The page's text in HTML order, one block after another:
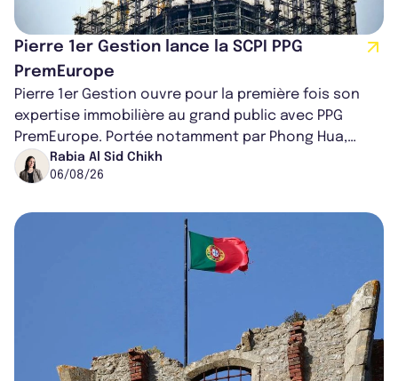
Pierre 1er Gestion lance la SCPI PPG
PremEurope
Pierre 1er Gestion ouvre pour la première fois son
expertise immobilière au grand public avec PPG
PremEurope. Portée notamment par Phong Hua,
ancien directeur des investissements d...
Rabia Al Sid Chikh
06/08/26